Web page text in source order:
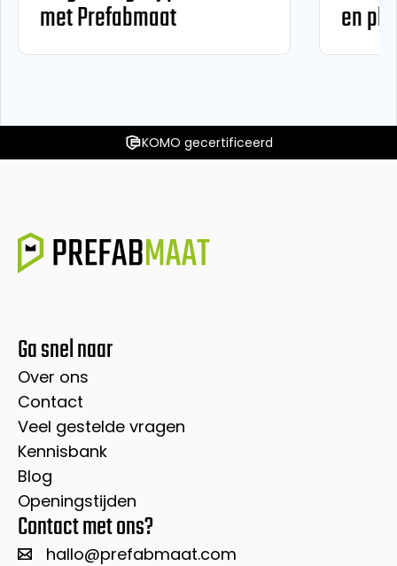
met Prefabmaat en
KOMO gecertificeerd
Ga snel naar
Over ons
Contact
Veel gestelde vragen
Kennisbank
Blog
Openingstijden
Contact met ons?
hallo@prefabmaat.com